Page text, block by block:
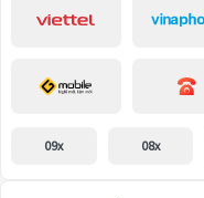
09x 08x